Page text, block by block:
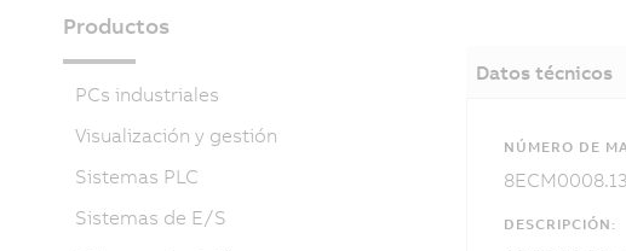
Datos técnicos
NÚMERO DE
DESCRIPCIÓN:
Productos
PCs industriales
Visualización y gestión
Sistemas PLC
Sistemas de E/S